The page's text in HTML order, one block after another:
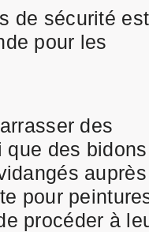
de sécurité est
pour les
des
des bidons
auprès
pour
procéder à